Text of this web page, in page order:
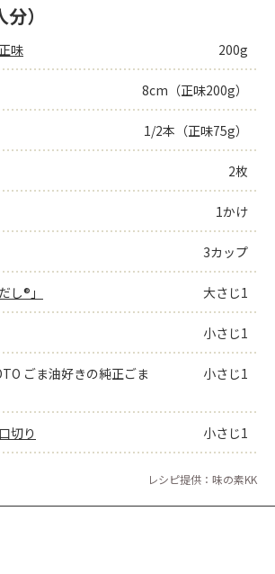
）
味 200g
8cm（正味200g）
1/2本（正味75g）
2枚
1かけ
3カップ
し®」 大さじ1
小さじ1
ごま油好きの純正ごま
小さじ1
切り 小さじ1
レシピ提供：味の素KK